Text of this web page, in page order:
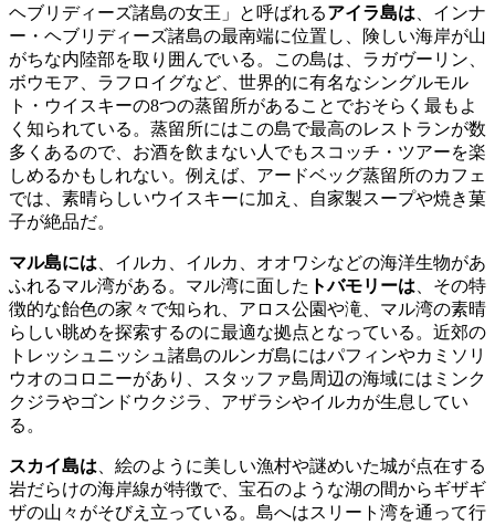
ヘブリディーズ諸島の女王」と呼ばれるアイラ島は 、インナ
ー・ヘブリディーズ諸島の最南端に位置し、険しい海岸が山
がちな内陸部を取り囲んでいる。この島は、ラガヴーリン、
ボウモア、ラフロイグなど、世界的に有名なシングルモル
ト・ウイスキーの8つの蒸留所があることでおそらく最もよ
く知られている。蒸留所にはこの島で最高のレストランが数
多くあるので、お酒を飲まない人でもスコッチ・ツアーを楽
しめるかもしれない。例えば、アードベッグ蒸留所のカフェ
では、素晴らしいウイスキーに加え、自家製スープや焼き菓
子が絶品だ。
マル島には 、イルカ、イルカ、オオワシなどの海洋生物があ
ふれるマル湾がある。マル湾に面した トバモリーは 、その特
徴的な飴色の家々で知られ、アロス公園や滝、マル湾の素晴
らしい眺めを探索するのに最適な拠点となっている。近郊の
トレッシュニッシュ諸島のルンガ島にはパフィンやカミソリ
ウオのコロニーがあり、スタッファ島周辺の海域にはミンク
クジラやゴンドウクジラ、アザラシやイルカが生息してい
る。
スカイ島は 、絵のように美しい漁村や謎めいた城が点在する
岩だらけの海岸線が特徴で、宝石のような湖の間からギザギ
ザの山々がそびえ立っている。島へはスリート湾を通って行